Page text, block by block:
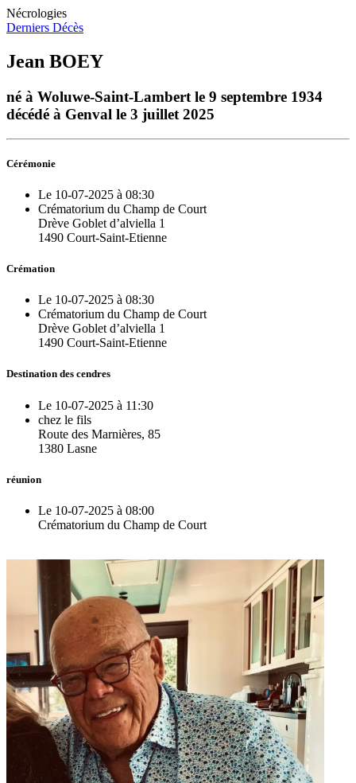
Nécrologies
Derniers Décès
Jean BOEY
né à Woluwe-Saint-Lambert le 9 septembre 1934
décédé à Genval le 3 juillet 2025
Cérémonie
Le 10-07-2025 à 08:30
Crématorium du Champ de Court
Drève Goblet d’alviella 1
1490 Court-Saint-Etienne
Crémation
Le 10-07-2025 à 08:30
Crématorium du Champ de Court
Drève Goblet d’alviella 1
1490 Court-Saint-Etienne
Destination des cendres
Le 10-07-2025 à 11:30
chez le fils
Route des Marnières, 85
1380 Lasne
réunion
Le 10-07-2025 à 08:00
Crématorium du Champ de Court